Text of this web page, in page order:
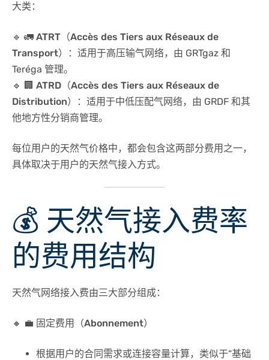
大类 ：
🔹 🚛 ATRT（Accès des Tiers aux Réseaux de
Transport）
：适用于高压输气网络，由 GRTgaz 和
Teréga 管理。
🔹 🏢 ATRD（Accès des Tiers aux Réseaux de
Distribution）
：适用于中低压配气网络，由 GRDF 和其
他地方性分销商管理。
每位用户的天然气价格中，都会包含这两部分费用之一，
具体取决于用户的天然气接入方式。
💰 天然气接入费率
的费用结构
天然气网络接入费由三大部分组成：
🔸 💼 固定费用（Abonnement）
根据用户的合同需求或连接容量计算，类似于“基础